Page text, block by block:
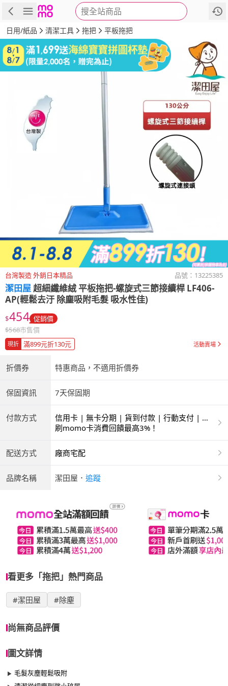
搜全站商品
商品 評價 詳情
日用/紙品 清潔工具 拖把 平板拖把
台灣製造 外銷日本精品 品號： 13225385
潔田屋超細纖維絨 平板拖把-螺旋式三節接續桿 LF406-
AP(輕鬆去汙 除塵吸附毛髮 吸水性佳)
$454 促銷價
$568市售價
現折 滿899元折130元 活動賣場
折價券 特惠商品，不適用折價券
保固資訊 7天保固期
付款方式
信用卡 | 無卡分期 | 貨到付款 | 行動支付 | 超
商付款 | ATM | 銀聯卡
刷momo卡消費回饋最高3%！
配送方式 廠商宅配
品牌名稱 潔田屋 ． 追蹤
看更多「拖把」熱門商品
#潔田屋 #除塵
尚無商品評價
圖文詳情
毛髮灰塵輕鬆吸附